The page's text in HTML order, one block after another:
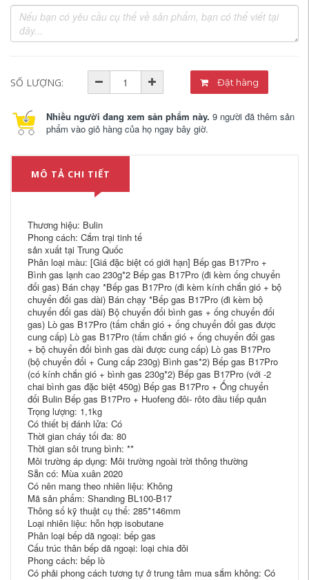
SỐ LƯỢNG: Đặt hàng
Nhiều người đang xem sản phẩm này. 9 người đã thêm sản
phẩm vào giỏ hàng của họ ngay bây giờ.
MÔ TẢ CHI TIẾT
Thương hiệu: Bulin
Phong cách: Cắm trại tinh tế
sản xuất tại Trung Quốc
Phân loại màu: [Giá đặc biệt có giới hạn] Bếp gas B17Pro +
Bình gas lạnh cao 230g*2 Bếp gas B17Pro (đi kèm ống chuyển
đổi gas) Bán chạy *Bếp gas B17Pro (đi kèm kính chắn gió + bộ
chuyển đổi gas dài) Bán chạy *Bếp gas B17Pro (đi kèm bộ
chuyển đổi gas dài) Bộ chuyển đổi bình gas + ống chuyển đổi
gas) Lò gas B17Pro (tấm chắn gió + ống chuyển đổi gas được
cung cấp) Lò gas B17Pro (tấm chắn gió + ống chuyển đổi gas
+ bộ chuyển đổi bình gas dài được cung cấp) Lò gas B17Pro
(bộ chuyển đổi + Cung cấp 230g) Bình gas*2) Bếp gas B17Pro
(có kính chắn gió + bình gas 230g*2) Bếp gas B17Pro (với -2
chai bình gas đặc biệt 450g) Bếp gas B17Pro + Ống chuyển
đổi Bulin Bếp gas B17Pro + Huofeng đôi- rôto đầu tiếp quản
Trọng lượng: 1,1kg
Có thiết bị đánh lửa: Có
Thời gian cháy tối đa: 80
Thời gian sôi trung bình: **
Môi trường áp dụng: Môi trường ngoài trời thông thường
Sẵn có: Mùa xuân 2020
Có nên mang theo nhiên liệu: Không
Mã sản phẩm: Shanding BL100-B17
Thông số kỹ thuật cụ thể: 285*146mm
Loại nhiên liệu: hỗn hợp isobutane
Phân loại bếp dã ngoại: bếp gas
Cấu trúc thân bếp dã ngoại: loại chia đôi
Phong cách: bếp lò
Có phải phong cách tương tự ở trung tâm mua sắm không: Có